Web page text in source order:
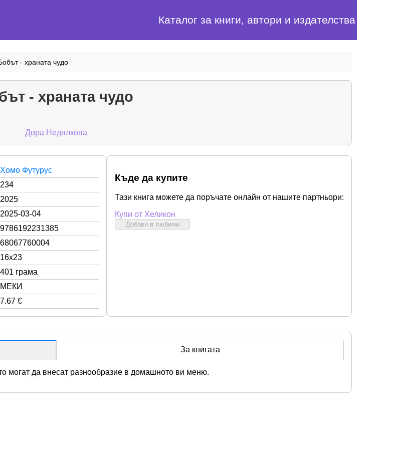
Каталог за книги, автори и издателства
- храната чудо
- храната чудо
Дора Недялкова
Хомо Футурус
234
2025
2025-03-04
9786192231385
68067760004
16x23
401 грама
МЕКИ
7.67 €
Къде да купите
Тази книга можете да поръчате онлайн от нашите партньори:
Купи от Хеликон
Добави в любими
За книгата
могат да внесат разнообразие в домашното ви меню.